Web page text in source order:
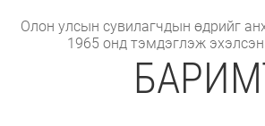
Олон улсын сувилагчдын өдрийг
1965 онд тэмдэглэж